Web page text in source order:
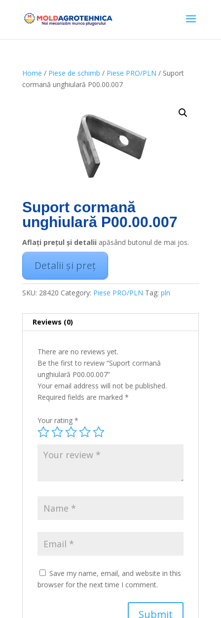
Home / Piese de schimb / Piese PRO/PLN / Suport
cormană unghiulară P00.00.007
Suport cormană
unghiulară P00.00.007
Aflați prețul și detalii apăsând butonul de mai jos.
Detalii și preț
SKU: 28420 Category: Piese PRO/PLN Tag: pln
Reviews (0)
There are no reviews yet.
Be the first to review “Suport cormană
unghiulară P00.00.007”
Your email address will not be published.
Required fields are marked *
Your rating *
Save my name, email, and website in this
browser for the next time I comment.